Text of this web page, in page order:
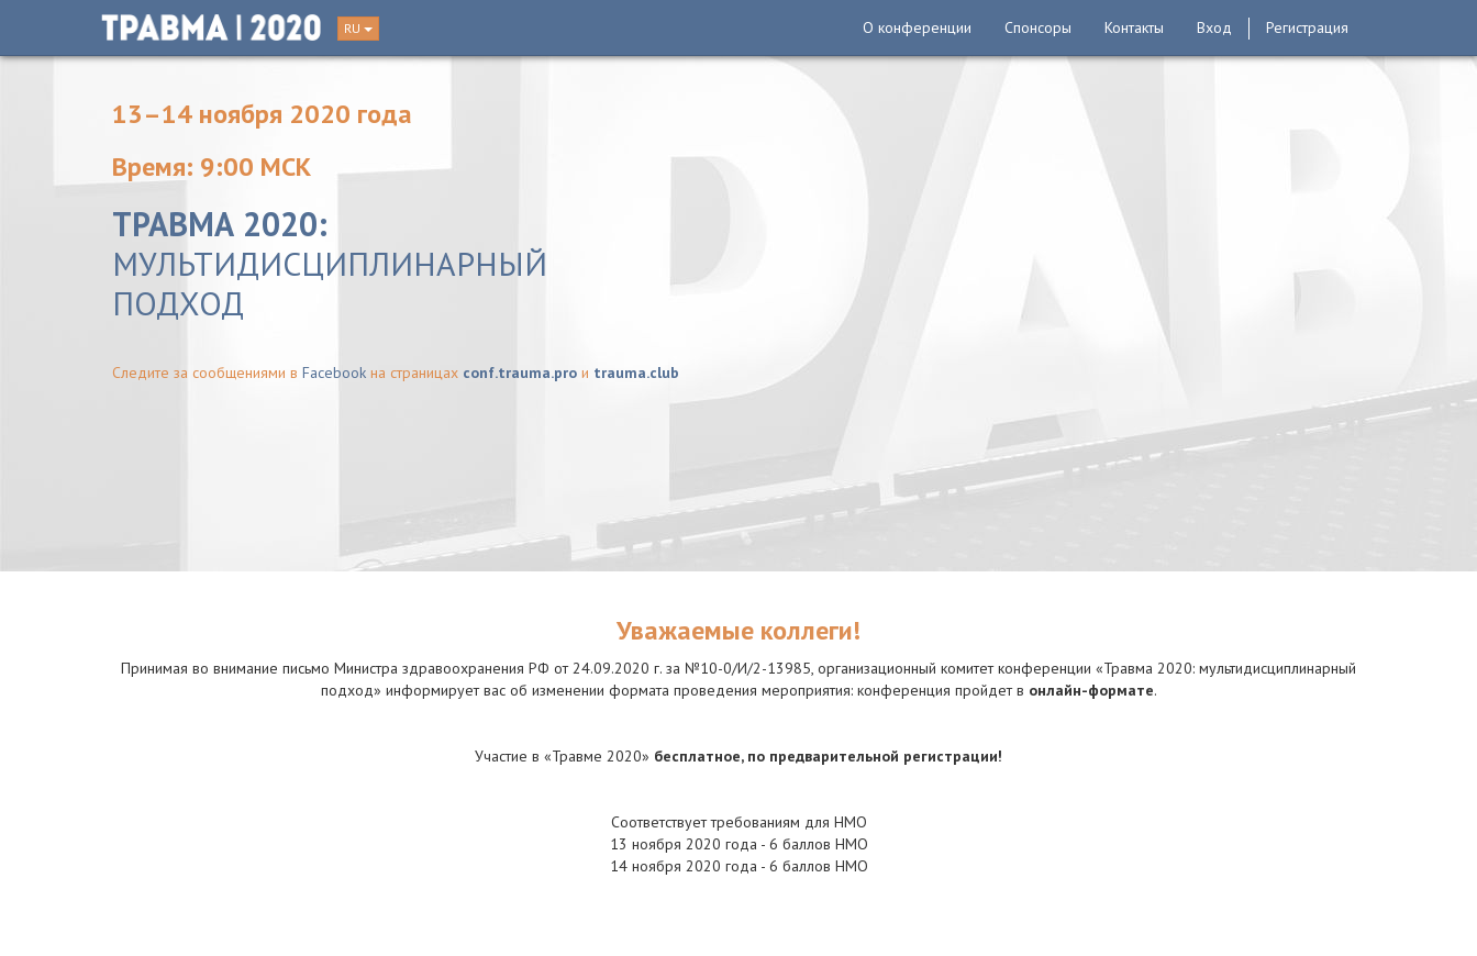
RU О конференции Спонсоры Контакты Вход Регистрация
13–14 ноября 2020 года
Время: 9:00 МСК
ТРАВМА 2020:
МУЛЬТИДИСЦИПЛИНАРНЫЙ
ПОДХОД
Следите за сообщениями в Facebook на страницах conf.trauma.pro и trauma.club
Уважаемые коллеги!
Принимая во внимание письмо Министра здравоохранения РФ от 24.09.2020 г. за №10-0/И/2-13985, организационный комитет конференции «Травма 2020: мультидисциплинарный
подход» информирует вас об изменении формата проведения мероприятия: конференция пройдет в онлайн-формате.
Участие в «Травме 2020» бесплатное, по предварительной регистрации!
Соответствует требованиям для НМО
13 ноября 2020 года - 6 баллов НМО
14 ноября 2020 года - 6 баллов НМО